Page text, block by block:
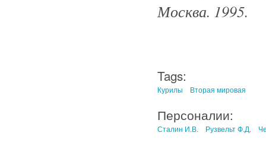
Москва. 1995.
Tags:
Курилы Вторая мировая
Персоналии:
Сталин И.В. Рузвельт Ф.Д.